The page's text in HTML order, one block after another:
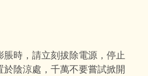
時，請立刻拔除電源，停止
陰涼處，千萬不要嘗試掀開